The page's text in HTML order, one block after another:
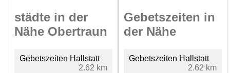
städte in der
Nähe Obertraun
Gebetszeiten Hallstatt
2.62 km
Gebetszeiten in
der Nähe
Gebetszeiten Hallstatt
2.62 km